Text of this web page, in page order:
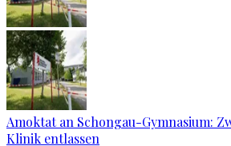
Amoktat an Schongau-Gymnasium:
Klinik entlassen